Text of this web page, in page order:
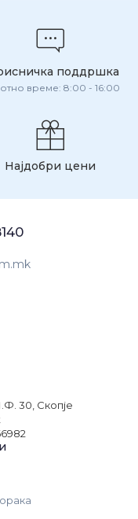
поддршка
време: 8:00 - 16:00
Најдобри цени
30, Скопје